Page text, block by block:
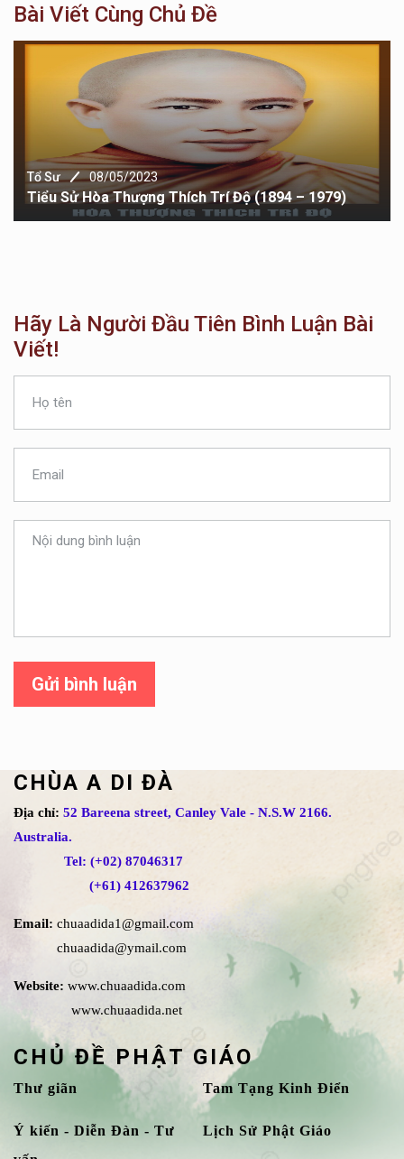
Bài Viết Cùng Chủ Đề
Tổ Sư 08/05/2023
Tiểu Sử Hòa Thượng Thích Trí Độ (1894 – 1979)
Hãy Là Người Đầu Tiên Bình Luận Bài
Viết!
Gửi bình luận
CHÙA A DI ĐÀ
Địa chỉ: 52 Bareena street, Canley Vale - N.S.W 2166.
Australia.
Tel: (+02) 87046317
(+61) 412637962
Email: chuaadida1@gmail.com
chuaadida@ymail.com
Website: www.chuaadida.com
www.chuaadida.net
CHỦ ĐỀ PHẬT GIÁO
Thư giãn
Ý kiến - Diễn Đàn - Tư
Tam Tạng Kinh Điển
Lịch Sử Phật Giáo